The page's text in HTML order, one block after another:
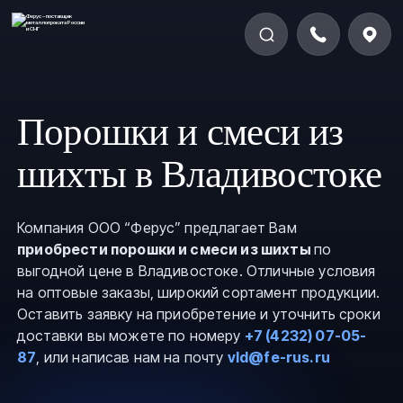
Порошки и смеси из
шихты в Владивостоке
Компания ООО “Ферус” предлагает Вам
приобрести порошки и смеси из шихты по
выгодной цене в Владивостоке. Отличные условия
на оптовые заказы, широкий сортамент продукции.
Оставить заявку на приобретение и уточнить сроки
доставки вы можете по номеру +7 (4232) 07-05-
87, или написав нам на почту vld@fe-rus.ru